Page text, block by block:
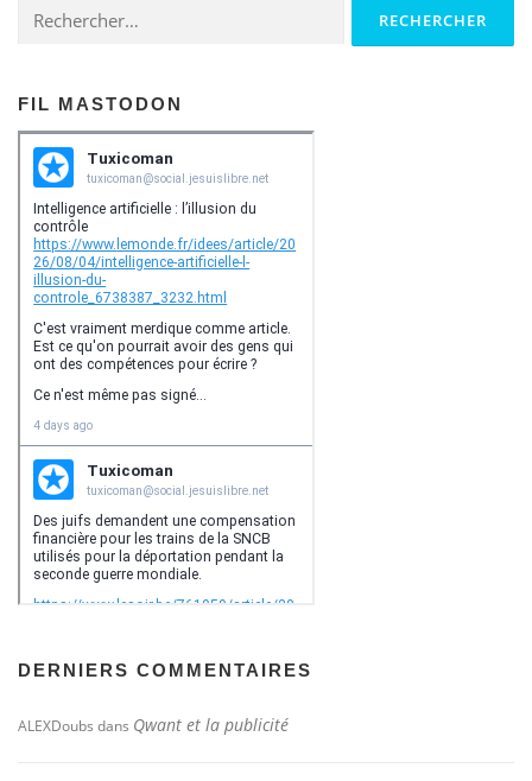
FIL MASTODON
DERNIERS COMMENTAIRES
ALEXDoubs dans Qwant et la publicité